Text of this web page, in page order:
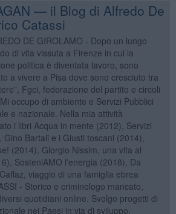
— il Blog di Alfredo De
Catassi
DE GIROLAMO - Dopo un lungo
di vita vissuta a Firenze in cui la
politica è diventata lavoro, sono
a vivere a Pisa dove sono cresciuto tra
Fgci, federazione del partito e circoli
occupo di ambiente e Servizi Pubblici
e nazionale. Nella mia attività
i libri Acqua in mente (2012), Servizi
Bartali e i Giusti toscani (2014),
(2014), Giorgio Nissim, una vita al
SosteniAMO l'energia (2018), Da
viaggio di una famiglia ebrea
- Storico e criminologo mancato,
quotidiani online. Svolgo progetti di
nei Paesi in via di sviluppo.